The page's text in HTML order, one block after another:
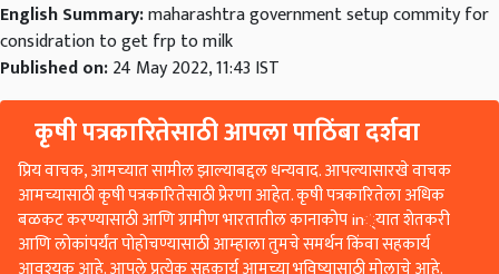
considration to get frp to milk
Published on:24 May 2022, 11:43 IST
कृषी पत्रकारितेसाठी आपला पाठिंबा दर्शवा
प्रिय वाचक, आमच्यात सामील झाल्याबद्दल धन्यवाद. आपल्यासारखे वाचक
आमच्यासाठी कृषी पत्रकारितेसाठी प्रेरणा आहेत. कृषी पत्रकारितेला अधिक
बळकट करण्यासाठी आणि ग्रामीण भारतातील कानाकोप in्यात शेतकरी
आणि लोकांपर्यंत पोहोचण्यासाठी आम्हाला तुमचे समर्थन किंवा सहकार्य
आवश्यक आहे. आपले प्रत्येक सहकार्य आमच्या भविष्यासाठी मोलाचे आहे.